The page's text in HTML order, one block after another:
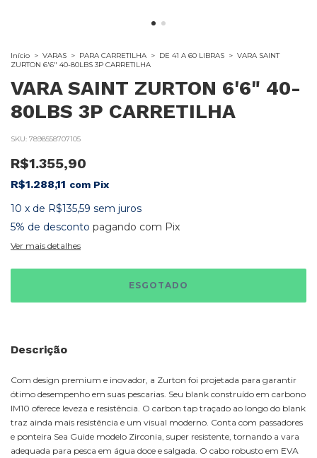
Início > VARAS > PARA CARRETILHA > DE 41 A 60 LIBRAS > VARA SAINT
ZURTON 6'6" 40-80LBS 3P CARRETILHA
VARA SAINT ZURTON 6'6" 40-
80LBS 3P CARRETILHA
SKU: 7898558707105
R$1.355,90
R$1.288,11 com Pix
10 x de R$135,59 sem juros
5% de desconto pagando com Pix
Ver mais detalhes
Descrição
Com design premium e inovador, a Zurton foi projetada para garantir
ótimo desempenho em suas pescarias. Seu blank construído em carbono
IM10 oferece leveza e resistência. O carbon tap traçado ao longo do blank
traz ainda mais resistência e um visual moderno. Conta com passadores
e ponteira Sea Guide modelo Zirconia, super resistente, tornando a vara
adequada para pesca em água doce e salgada. O cabo robusto em EVA